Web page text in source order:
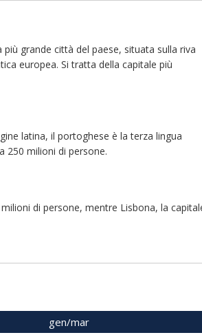
grande città del paese, situata sulla riva
europea. Si tratta della capitale più
latina, il portoghese è la terza lingua
250 milioni di persone.
di persone, mentre Lisbona, la
gen/mar